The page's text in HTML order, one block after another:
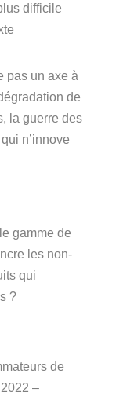
difficile
pas un axe à
de
la guerre des
n’innove
gamme de
les non-
qui
?
de
–